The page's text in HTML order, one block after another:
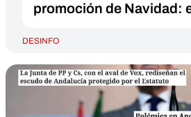
promoción de Navidad:
DESINFO